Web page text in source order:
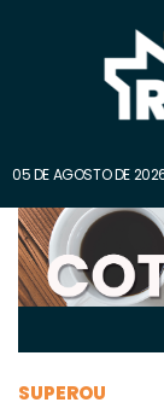
05 DE AGOSTO DE
SUPEROU